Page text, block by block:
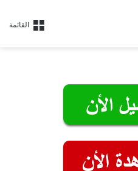
القائمة